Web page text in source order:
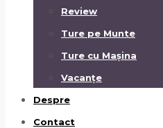
Review
Ture pe Munte
Ture cu Mașina
Vacanțe
Despre
Contact